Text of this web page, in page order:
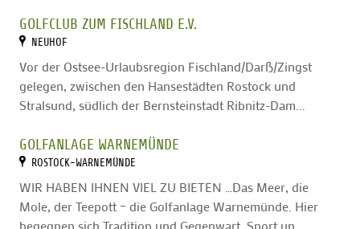
GOLFCLUB ZUM FISCHLAND E.V.
NEUHOF
Vor der Ostsee-Urlaubsregion Fischland/Darß/Zingst
gelegen, zwischen den Hansestädten Rostock und
Stralsund, südlich der Bernsteinstadt Ribnitz-Dam...
GOLFANLAGE WARNEMÜNDE
ROSTOCK-WARNEMÜNDE
WIR HABEN IHNEN VIEL ZU BIETEN …Das Meer, die
Mole, der Teepott – die Golfanlage Warnemünde. Hier
begegnen sich Tradition und Gegenwart, Sport un...